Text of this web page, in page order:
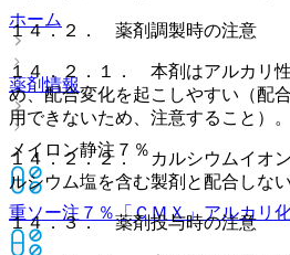
ホーム
薬剤情報
メイロン静注７％
重ソー注７％「ＣＭＸ」アルカリ
１４．２． 薬剤調製時の注意
１４．２．１． 本剤はアルカリ
め、配合変化を起こしやすい（配
用できないため、注意すること）。
１４．２．２． カルシウムイオ
ルシウム塩を含む製剤と配合しない
１４．３． 薬剤投与時の注意